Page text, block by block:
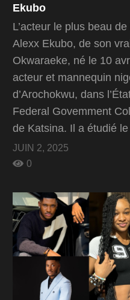
Ekubo
L’acteur le plus beau
Alexx Ekubo, de son
Okwaraeke, né le 10
acteur et mannequin
d’Arochokwu, dans
Federal Govemment
de Katsina. Il a étudié
JUIN 2, 2025
0